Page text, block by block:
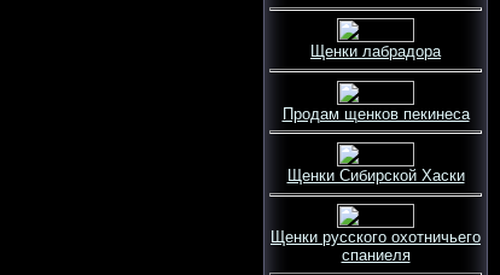
Щенки лабрадора
Продам щенков пекинеса
Щенки Сибирской Хаски
Щенки русского охотничьего
спаниеля